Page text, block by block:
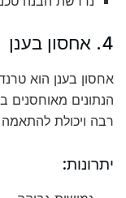
4. אחסון בענן
אחסון בענן הוא
הנתונים
רבה ויכולת להתאמה
יתרונות: